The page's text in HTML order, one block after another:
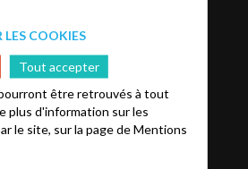
LES COOKIES
Tout accepter
être retrouvés à tout
plus d'information sur les
le site, sur la page deMentions